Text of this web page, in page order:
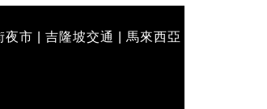
夜市 吉隆坡交通
馬來西亞